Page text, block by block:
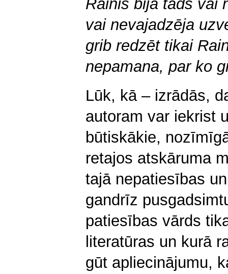
Rainis bija tāds vai
vai nevajadzēja
grib redzēt tikai
nepamana, par ko
Lūk, kā – izrādās,
autoram var iekrist
būtiskākie,
retajos atskāruma
tajā nepatiesības
gandrīz
patiesības vārds
literatūras un kurā
gūt apliecinājumu,